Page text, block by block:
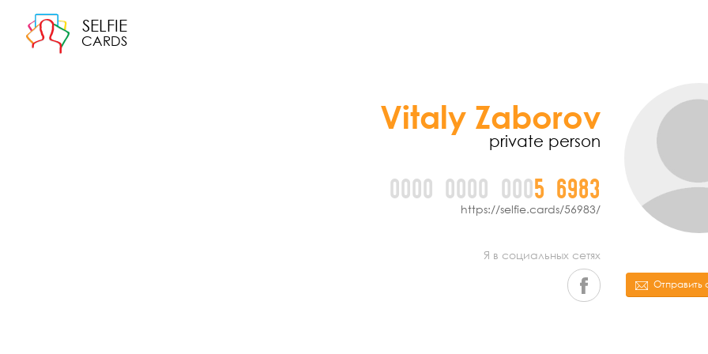
SELFIE
CARDS
Vitaly Zaborov
private person
0000 0000 0005 6983
https://selfie.cards/56983/
Я в социальных сетях